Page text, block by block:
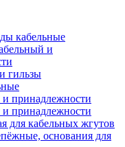
кабельные
и
гильзы
принадлежности
принадлежности
для кабельных жгутов
основания для